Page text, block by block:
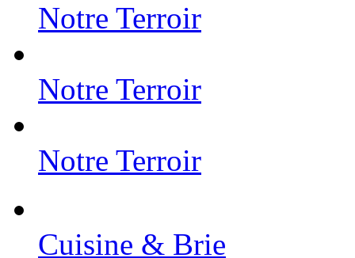
Notre Terroir
Notre Terroir
Notre Terroir
Cuisine & Brie